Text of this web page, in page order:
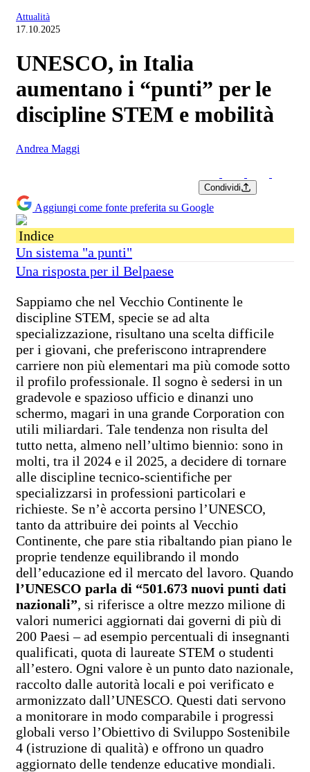
Attualità
17.10.2025
UNESCO, in Italia
aumentano i “punti” per le
discipline STEM e mobilità
Andrea Maggi
Condividi
Aggiungi come fonte preferita su Google
Indice
Un sistema "a punti"
Una risposta per il Belpaese
Sappiamo che nel Vecchio Continente le
discipline STEM, specie se ad alta
specializzazione, risultano una scelta difficile
per i giovani, che preferiscono intraprendere
carriere non più elementari ma più comode sotto
il profilo professionale. Il sogno è sedersi in un
gradevole e spazioso ufficio e dinanzi uno
schermo, magari in una grande Corporation con
utili miliardari. Tale tendenza non risulta del
tutto netta, almeno nell’ultimo biennio: sono in
molti, tra il 2024 e il 2025, a decidere di tornare
alle discipline tecnico-scientifiche per
specializzarsi in professioni particolari e
richieste. Se n’è accorta persino l’UNESCO,
tanto da attribuire dei points al Vecchio
Continente, che pare stia ribaltando pian piano le
proprie tendenze equilibrando il mondo
dell’educazione ed il mercato del lavoro. Quando
l’UNESCO parla di “501.673 nuovi punti dati
nazionali”, si riferisce a oltre mezzo milione di
valori numerici aggiornati dai governi di più di
200 Paesi – ad esempio percentuali di insegnanti
qualificati, quota di laureate STEM o studenti
all’estero. Ogni valore è un punto dato nazionale,
raccolto dalle autorità locali e poi verificato e
armonizzato dall’UNESCO. Questi dati servono
a monitorare in modo comparabile i progressi
globali verso l’Obiettivo di Sviluppo Sostenibile
4 (istruzione di qualità) e offrono un quadro
aggiornato delle tendenze educative mondiali.